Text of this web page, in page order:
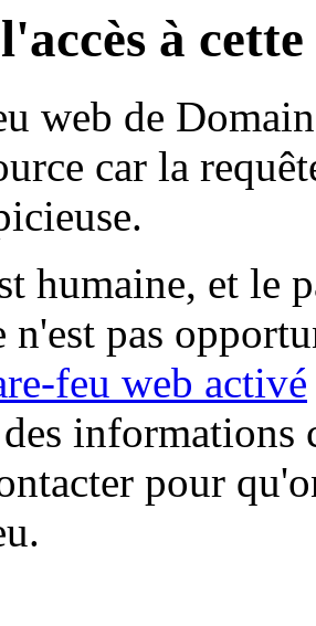
à
web de
car la
humaine, et le
n'est pas
feu web activé
informations
pour